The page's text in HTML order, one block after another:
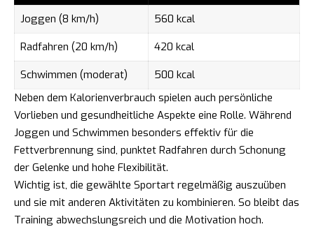
Joggen (8 km/h)
560 kcal
Radfahren (20 km/h)
420 kcal
Schwimmen (moderat)
500 kcal
Neben dem Kalorienverbrauch spielen auch persönliche
Vorlieben und gesundheitliche Aspekte eine Rolle. Während
Joggen und Schwimmen besonders effektiv für die
Fettverbrennung sind, punktet Radfahren durch Schonung
der Gelenke und hohe Flexibilität.
Wichtig ist, die gewählte Sportart regelmäßig auszuüben
und sie mit anderen Aktivitäten zu kombinieren. So bleibt das
Training abwechslungsreich und die Motivation hoch.